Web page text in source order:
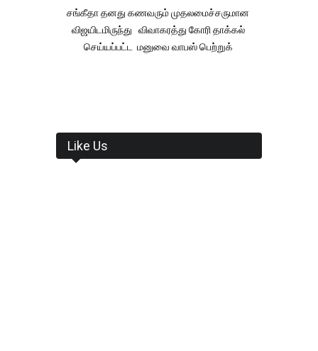
சங்கீதா தனது கணவரும் முதலமைச்சருமான
விஜயிடமிருந்து விவாகரத்து கோரி தாக்கல்
செய்யப்பட்ட மனுவை வாபஸ் பெற்றுக்
Like Us